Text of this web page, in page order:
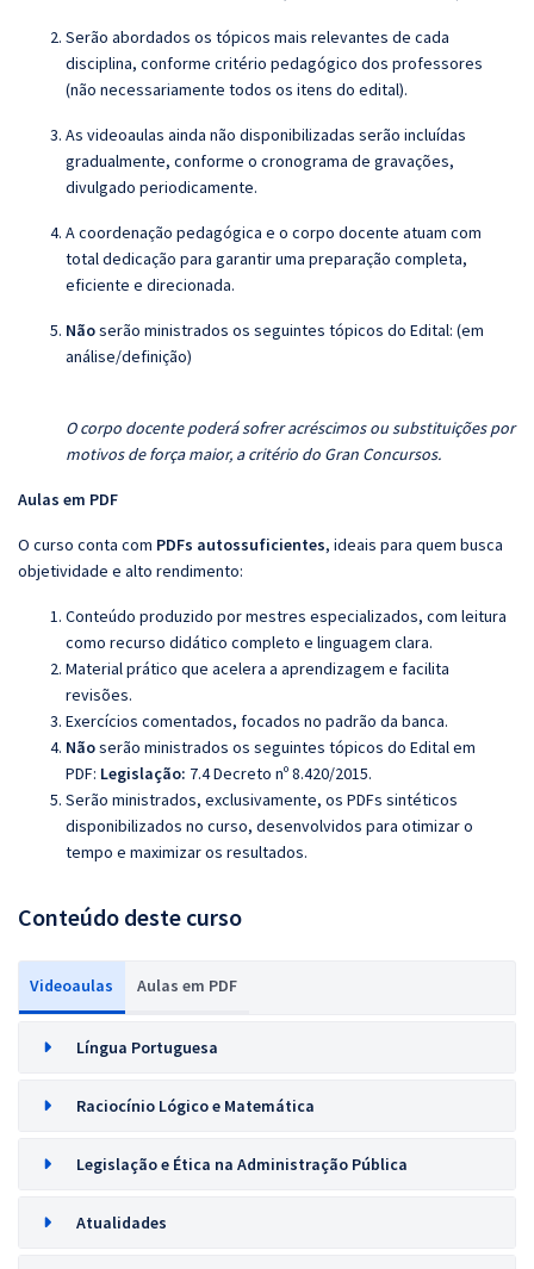
Serão abordados os tópicos mais relevantes de cada
disciplina, conforme critério pedagógico dos professores
(não necessariamente todos os itens do edital).
As videoaulas ainda não disponibilizadas serão incluídas
gradualmente, conforme o cronograma de gravações,
divulgado periodicamente.
A coordenação pedagógica e o corpo docente atuam com
total dedicação para garantir uma preparação completa,
eficiente e direcionada.
Nãoserão ministrados os seguintes tópicos do Edital: (em
análise/definição)
O corpo docente poderá sofrer acréscimos ou substituições por
motivos de força maior, a critério do Gran Concursos.
Aulas em PDF
O curso conta com PDFs autossuficientes, ideais para quem busca
objetividade e alto rendimento:
Conteúdo produzido por mestres especializados, com leitura
como recurso didático completo e linguagem clara.
Material prático que acelera a aprendizagem e facilita
revisões.
Exercícios comentados, focados no padrão da banca.
Nãoserão ministrados os seguintes tópicos do Edital em
PDF: Legislação: 7.4 Decreto nº 8.420/2015.
Serão ministrados, exclusivamente, os PDFs sintéticos
disponibilizados no curso, desenvolvidos para otimizar o
tempo e maximizar os resultados.
Conteúdo deste curso
Videoaulas Aulas em PDF
Língua Portuguesa
Raciocínio Lógico e Matemática
Legislação e Ética na Administração Pública
Atualidades